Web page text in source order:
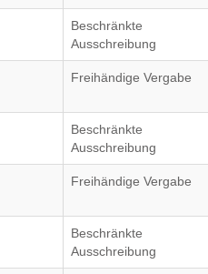
Beschränkte
Ausschreibung
Freihändige Vergabe
Beschränkte
Ausschreibung
Freihändige Vergabe
Beschränkte
Ausschreibung